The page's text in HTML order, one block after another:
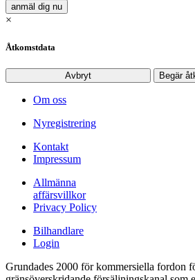
anmäl dig nu
×
Åtkomstdata
Avbryt Begär
Om oss
Nyregistrering
Kontakt
Impressum
Allmänna
affärsvillkor
Privacy Policy
Bilhandlare
Login
Grundades 2000 för kommersiella fordon